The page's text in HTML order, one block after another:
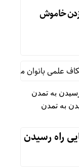
خاموش
بانوان مکتب اسلامی
به تمدن
به تمدن
راه رسیدن